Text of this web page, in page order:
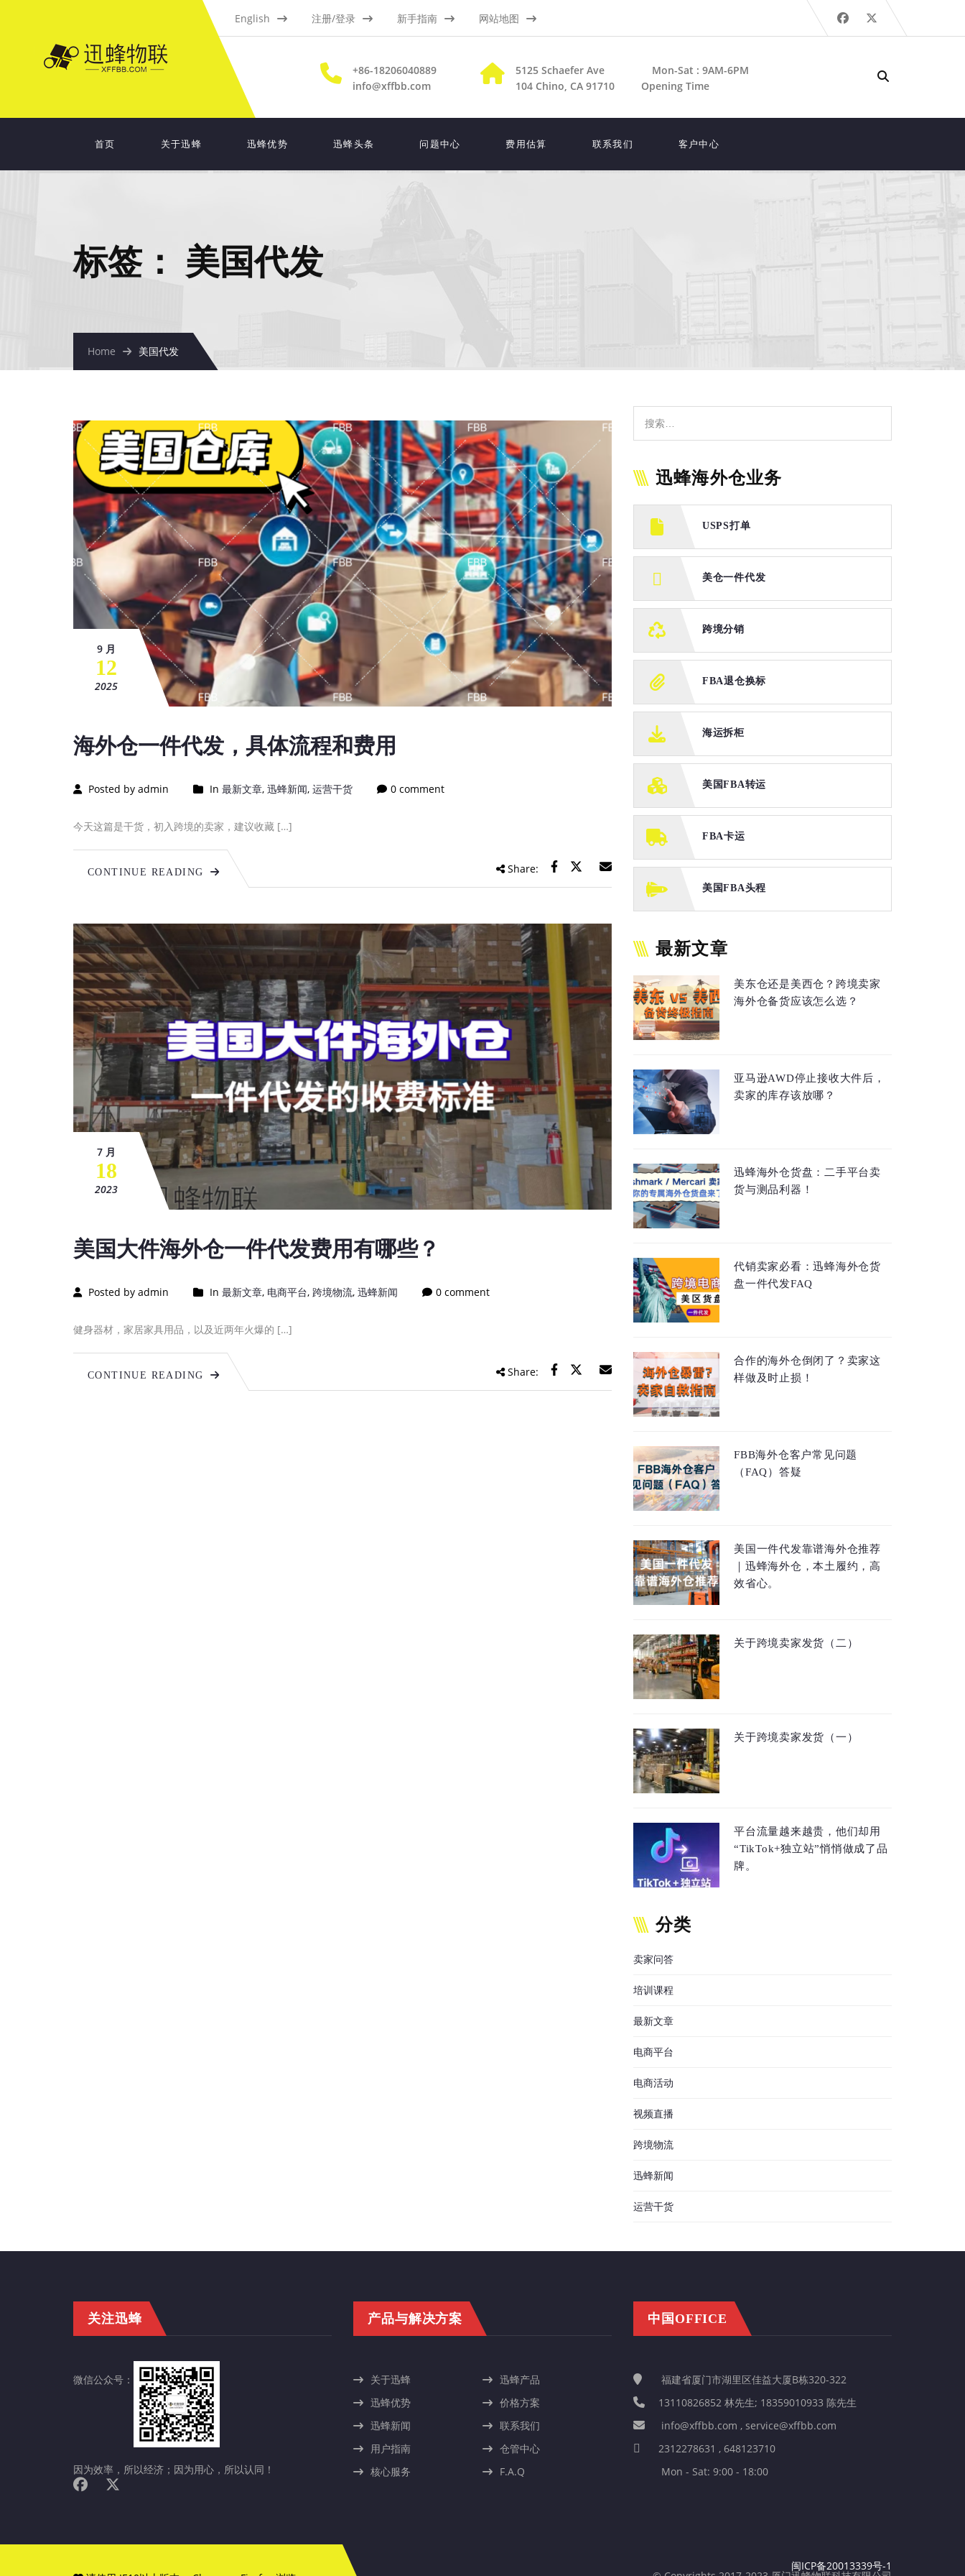
English 注册/登录 新手指南 网站地图
+86-18206040889
info@xffbb.com
5125 Schaefer Ave
104 Chino, CA 91710
Mon-Sat : 9AM-6PM
Opening Time
首页 关于迅蜂 迅蜂优势 迅蜂头条 问题中心 费用估算 联系我们 客户中心
标签： 美国代发
Home 美国代发
9 月
12
2025
海外仓一件代发，具体流程和费用
Posted by admin In 最新文章, 迅蜂新闻, 运营干货 0 comment
今天这篇是干货，初入跨境的卖家，建议收藏 […]
CONTINUE READING Share:
7 月
18
2023
美国大件海外仓一件代发费用有哪些？
Posted by admin In 最新文章, 电商平台, 跨境物流, 迅蜂新闻 0 comment
健身器材，家居家具用品，以及近两年火爆的 […]
CONTINUE READING Share:
迅蜂海外仓业务
USPS打单
美仓一件代发
跨境分销
FBA退仓换标
海运拆柜
美国FBA转运
FBA卡运
美国FBA头程
最新文章
美东仓还是美西仓？跨境卖家
海外仓备货应该怎么选？
亚马逊AWD停止接收大件后，
卖家的库存该放哪？
迅蜂海外仓货盘：二手平台卖
货与测品利器！
代销卖家必看：迅蜂海外仓货
盘一件代发FAQ
合作的海外仓倒闭了？卖家这
样做及时止损！
FBB海外仓客户常见问题
（FAQ）答疑
美国一件代发靠谱海外仓推荐
｜迅蜂海外仓，本土履约，高
效省心。
关于跨境卖家发货（二）
关于跨境卖家发货（一）
平台流量越来越贵，他们却用
“TikTok+独立站”悄悄做成了品
牌。
分类
卖家问答
培训课程
最新文章
电商平台
电商活动
视频直播
跨境物流
迅蜂新闻
运营干货
关注迅蜂
微信公众号：
因为效率，所以经济；因为用心，所以认同！
产品与解决方案
关于迅蜂
迅蜂产品
迅蜂优势
价格方案
迅蜂新闻
联系我们
用户指南
仓管中心
核心服务
F.A.Q
中国OFFICE
福建省厦门市湖里区佳益大厦B栋320-322
13110826852 林先生; 18359010933 陈先生
info@xffbb.com , service@xffbb.com
2312278631 , 648123710
Mon - Sat: 9:00 - 18:00
闽ICP备20013339号-1